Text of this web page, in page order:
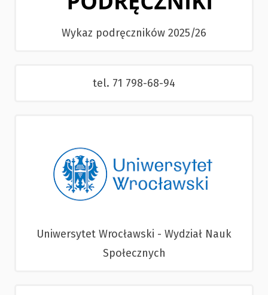
Wykaz podręczników 2025/26
tel. 71 798-68-94
Uniwersytet Wrocławski - Wydział Nauk
Społecznych